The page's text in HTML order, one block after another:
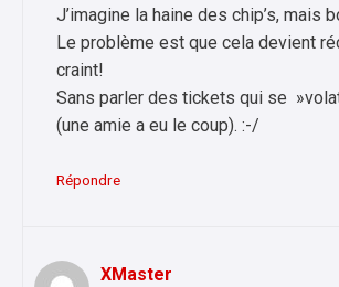
J’imagine la haine des chip’s, mais
Le problème est que cela devient
craint!
Sans parler des tickets qui se
(une amie a eu le coup). :-/
Répondre
XMaster